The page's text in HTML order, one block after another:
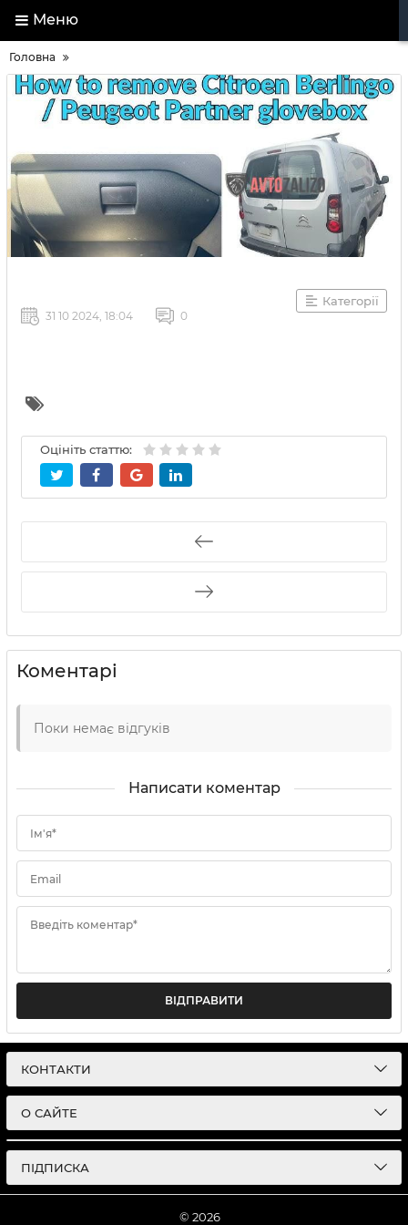
Меню
Головна
Категорії
31 10 2024, 18:04 0
Оцініть статтю:
Коментарі
Поки немає відгуків
Написати коментар
Ім'я*
Email
Введіть коментар*
ВІДПРАВИТИ
КОНТАКТИ
О САЙТЕ
ПІДПИСКА
© 2026